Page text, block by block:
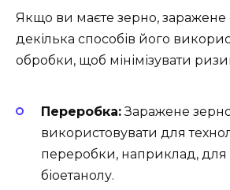
Якщо ви маєте зерно, заражене
декілька способів його
обробки, щоб мінімізувати
Переробка:Заражене
використовувати для
переробки, наприклад, для
біоетанолу.